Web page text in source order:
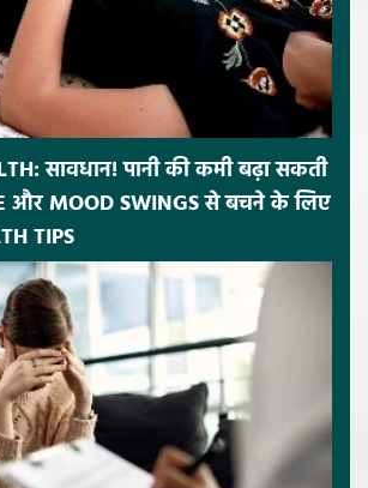
सावधान! पानी की कमी बढ़ा सकती
और MOOD SWINGS से बचने के लिए
TIPS